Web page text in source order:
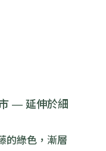
— 延伸於細
的綠色，漸層